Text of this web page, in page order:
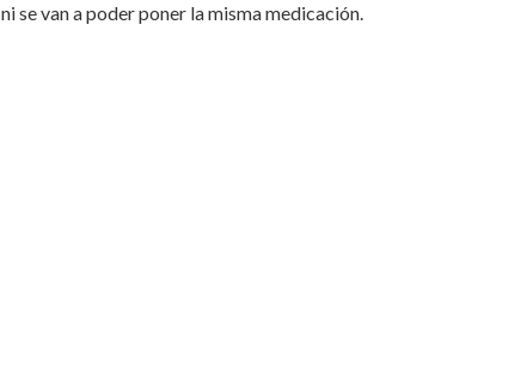
se van a poder poner la misma medicación.